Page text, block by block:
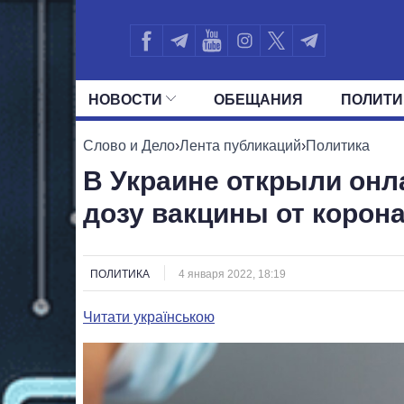
НОВОСТИ ОБЕЩАНИЯ
ВСЕ ПОЛИТИКИ ПРЕЗИДЕНТ И
Слово и Дело›Лента публикаций›Политика
В Украине открыли
дозу вакцины от
ПОЛИТИКА 4 января 2022, 18:19
Читати українською